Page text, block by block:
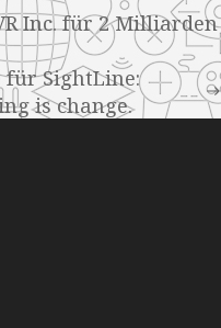
Inc. für 2 Milliarden
für SightLine:
is change.